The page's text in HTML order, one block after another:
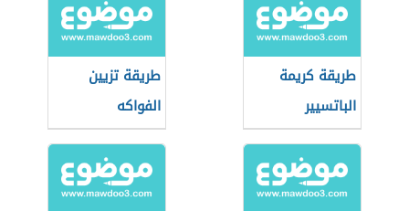
طريقة كريمة
الباتسيير
طريقة تزيين
الفواكه